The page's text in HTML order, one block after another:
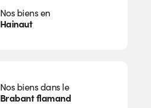
Nos biens en
Hainaut
Nos biens dans le
Brabant flamand